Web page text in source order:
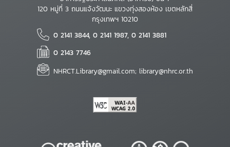
120 หมู่ที่ 3 ถนนแจ้งวัฒนะ แขวงทุ่งสองห้อง เขตหลักสี่
กรุงเทพฯ 10210
0 2141 3844, 0 2141 1987, 0 2141 3881
0 2143 7746
NHRCT.Library@gmail.com; library@nhrc.or.th